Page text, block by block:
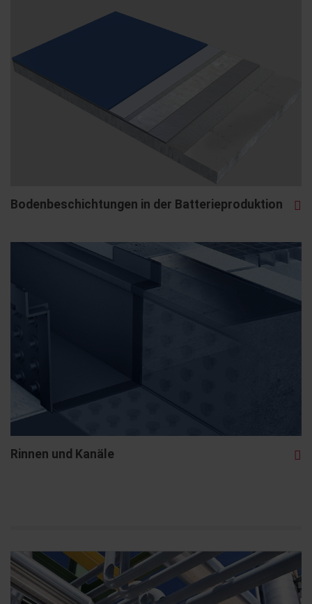
Bodenbeschichtungen in der Batterieproduktion
Rinnen und Kanäle